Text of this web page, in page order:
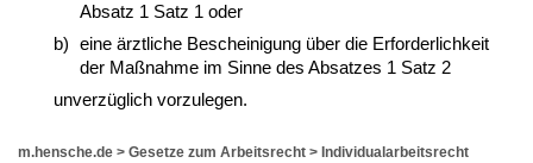
Absatz 1 Satz 1 oder
b) eine ärztliche Bescheinigung über die Erforderlichkeit
der Maßnahme im Sinne des Absatzes 1 Satz 2
unverzüglich vorzulegen.
m.hensche.de > Gesetze zum Arbeitsrecht > Individualarbeitsrecht